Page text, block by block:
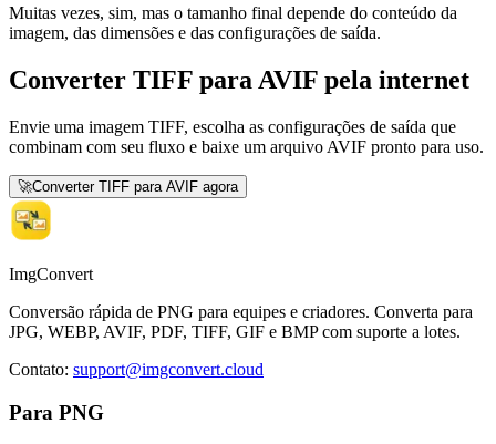
Muitas vezes, sim, mas o tamanho final depende do conteúdo da
imagem, das dimensões e das configurações de saída.
Converter TIFF para AVIF pela internet
Envie uma imagem TIFF, escolha as configurações de saída que
combinam com seu fluxo e baixe um arquivo AVIF pronto para uso.
🚀Converter TIFF para AVIF agora
ImgConvert
Conversão rápida de PNG para equipes e criadores. Converta para
JPG, WEBP, AVIF, PDF, TIFF, GIF e BMP com suporte a lotes.
Contato: support@imgconvert.cloud
Para PNG